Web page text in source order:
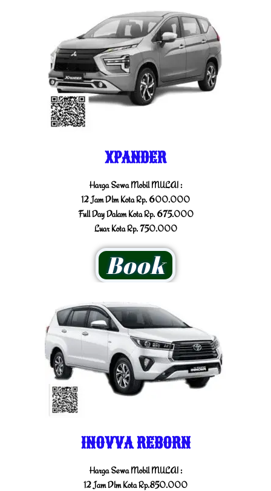
XPANDER
Harga Sewa Mobil MULAI :
12 Jam Dlm Kota Rp. 600.000
Full Day Dalam Kota Rp. 675.000
Luar Kota Rp. 750.000
Book
INOVVA REBORN
Harga Sewa Mobil MULAI :
12 Jam Dlm Kota Rp.850.000